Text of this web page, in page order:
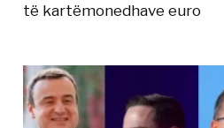
të kartëmonedhave euro